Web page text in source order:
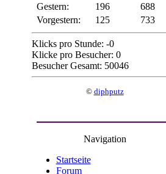
Gestern:
196
688
Vorgestern:
125 733
Klicks pro Stunde: -0
Klicke pro Besucher: 0
Besucher Gesamt: 50046
© diphputz
Navigation
Startseite
Forum